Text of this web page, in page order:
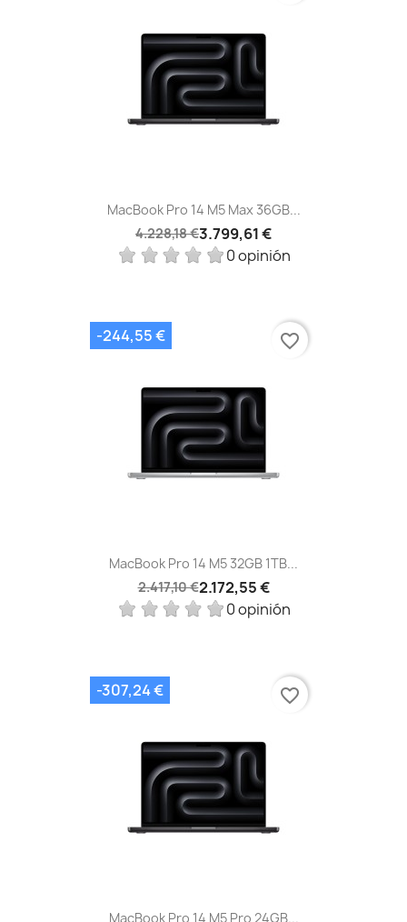
MacBook Pro 14 M5 Max 36GB...
4.228,18 €3.799,61 €
0 opinión
MacBook Pro 14 M5 32GB 1TB...
2.417,10 €2.172,55 €
0 opinión
-244,55 € favorite_border
MacBook Pro 14 M5 Pro 24GB...
-307,24 € favorite_border